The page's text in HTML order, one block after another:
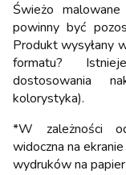
Świeżo
powinny być
Produkt wysyłany
formatu?
dostosowania
kolorystyka).
*W zależności
widoczna na
wydruków na